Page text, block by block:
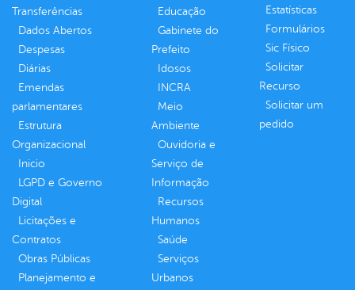
Transferências
Dados Abertos
Despesas
Diárias
Emendas
parlamentares
Estrutura
Organizacional
Inicio
LGPD e Governo
Digital
Licitações e
Contratos
Obras Públicas
Planejamento e
Educação
Gabinete do
Prefeito
Idosos
INCRA
Meio
Ambiente
Ouvidoria e
Serviço de
Informação
Recursos
Humanos
Saúde
Serviços
Urbanos
Estatísticas
Formulários
Sic Físico
Solicitar
Recurso
Solicitar um
pedido